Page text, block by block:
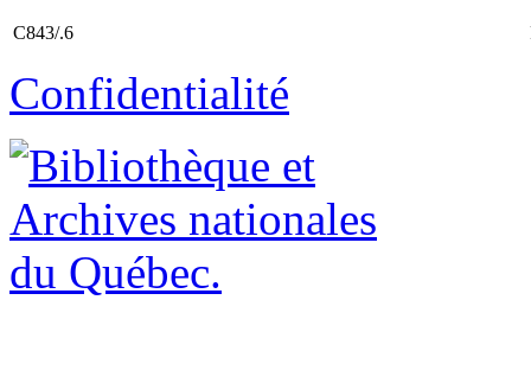
C843/.6
Confidentialité